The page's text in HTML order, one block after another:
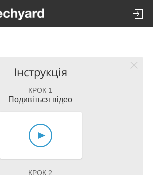
Інструкція
КРОК 1
Подивіться відео
КРОК 2